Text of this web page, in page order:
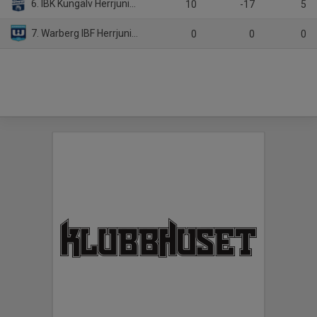
6. IBK Kungälv Herrjuniorer Vit 10 -17 5
7. Warberg IBF Herrjunior 0 0 0